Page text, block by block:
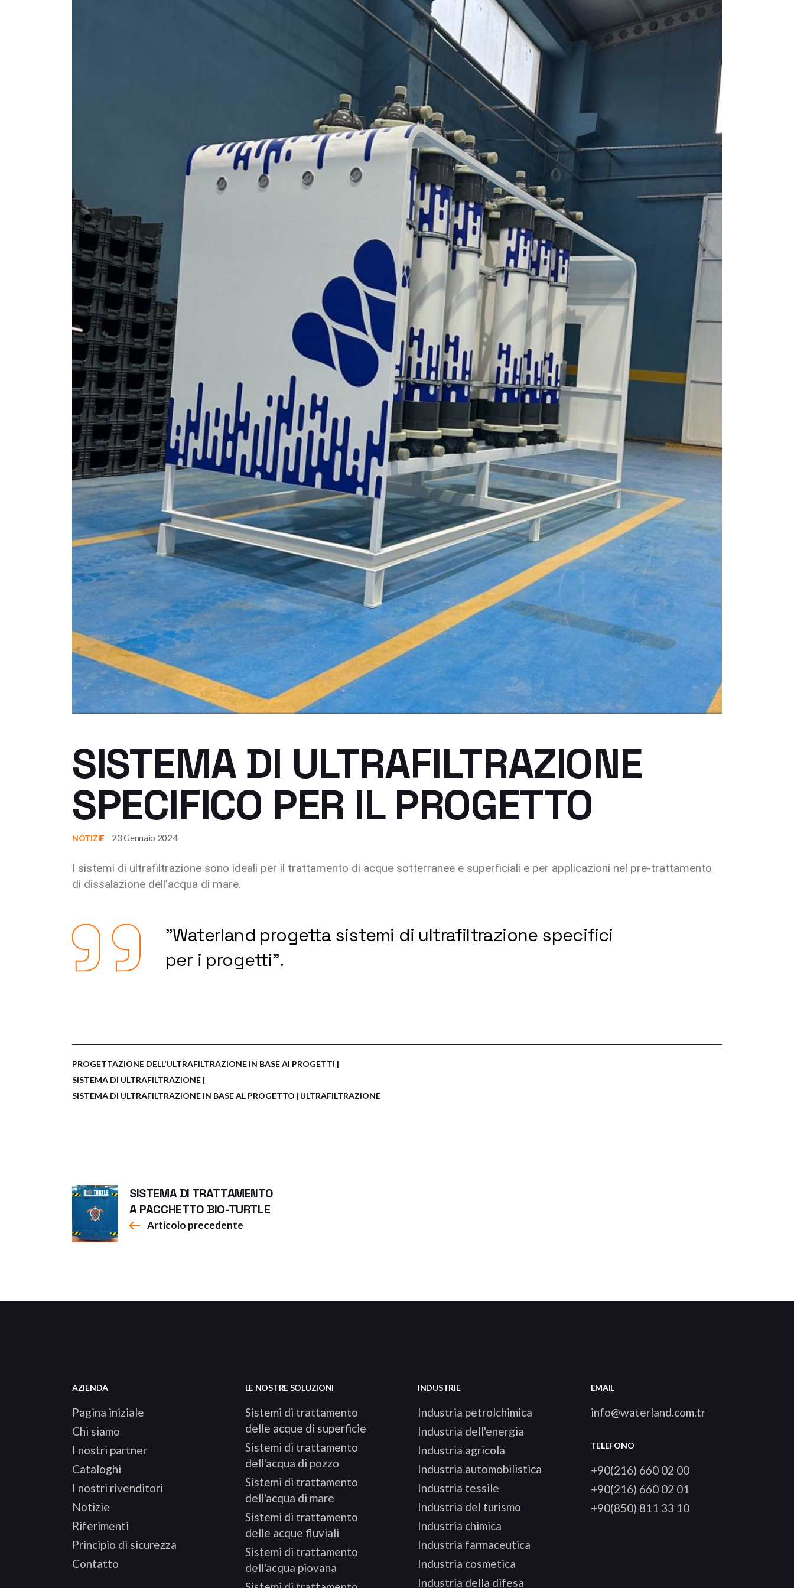
Industria dell'energia
Industria chimica
Industria del turismo
Industria della difesa
Industria alimentare e delle
bevande
Industria automobilistica
Sistemi di trattamento delle
acque fluviali
Sistemi di trattamento
dell'acqua di sorgente
Sistemi di trattamento
dell'acqua piovana
Sistemi di trattamento
dell'acqua di rete
Sistemi di recupero delle
acque reflue
Sistemi di trattamento delle
acque grigie
Sistemi di trattamento delle
acque grigie
SISTEMA DI ULTRAFILTRAZIONE
SPECIFICO PER IL PROGETTO
NOTIZIE 23 Gennaio 2024
I sistemi di ultrafiltrazione sono ideali per il trattamento di acque sotterranee e superficiali e per applicazioni nel pre-trattamento
di dissalazione dell'acqua di mare.
"Waterland progetta sistemi di ultrafiltrazione specifici
per i progetti".
PROGETTAZIONE DELL'ULTRAFILTRAZIONE IN BASE AI PROGETTI
SISTEMA DI ULTRAFILTRAZIONE
SISTEMA DI ULTRAFILTRAZIONE IN BASE AL PROGETTO
ULTRAFILTRAZIONE
SISTEMA DI TRATTAMENTO
A PACCHETTO BIO-TURTLE
Articolo precedente
AZIENDA
Pagina iniziale
Chi siamo
I nostri partner
Cataloghi
I nostri rivenditori
Notizie
Riferimenti
Principio di sicurezza
Contatto
LE NOSTRE SOLUZIONI
Sistemi di trattamento
delle acque di superficie
Sistemi di trattamento
dell'acqua di pozzo
Sistemi di trattamento
dell'acqua di mare
Sistemi di trattamento
delle acque fluviali
Sistemi di trattamento
dell'acqua piovana
INDUSTRIE
Industria petrolchimica
Industria dell'energia
Industria agricola
Industria automobilistica
Industria tessile
Industria del turismo
Industria chimica
Industria farmaceutica
Industria cosmetica
Industria della difesa
EMAIL
info@waterland.com.tr
TELEFONO
+90(216) 660 02 00
+90(216) 660 02 01
+90(850) 811 33 10